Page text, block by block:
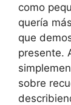
como
quería
que
presente.
sobre